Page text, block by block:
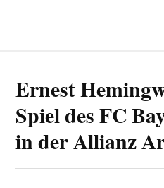
Ernest
Spiel des FC
in der Allianz